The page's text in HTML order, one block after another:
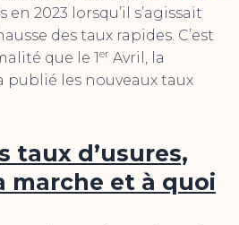
2023 lorsqu’il s’agissait
des taux rapides. C’est
que le 1er Avril, la
publié les nouveaux taux
taux d’usures,
marche et à quoi